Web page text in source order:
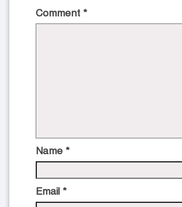
Comment *
Name *
Email *